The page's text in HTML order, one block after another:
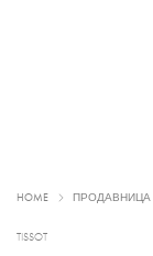
HOME ПРОДАВНИЦА
TISSOT